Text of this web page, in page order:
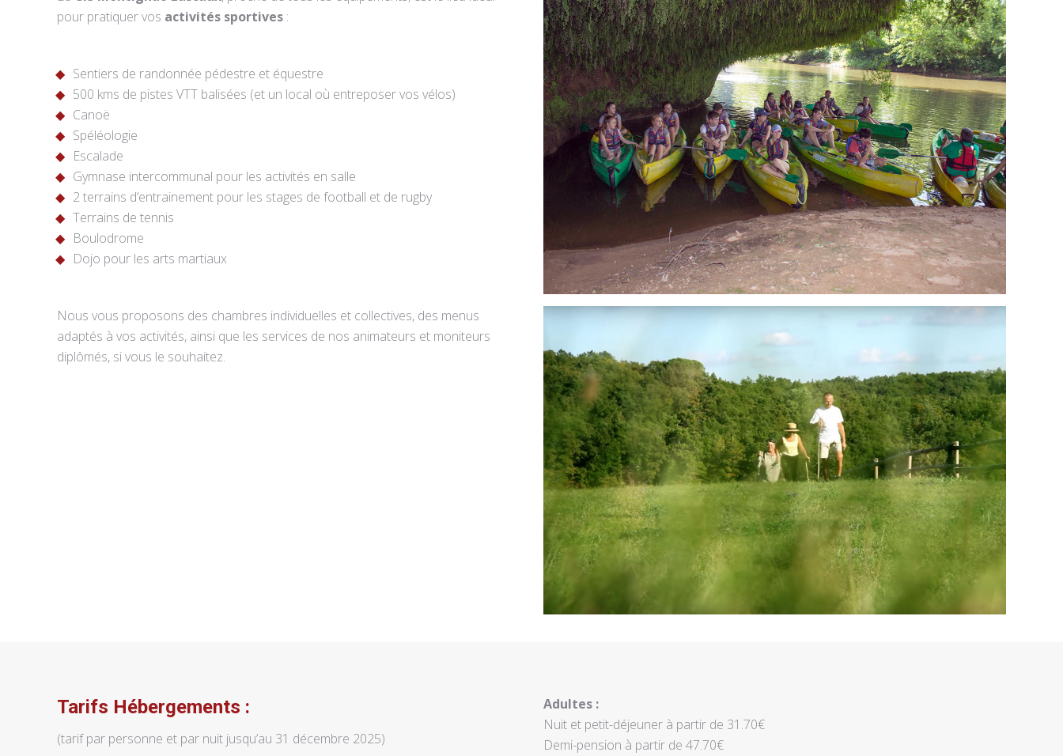
pour pratiquer vos activités sportives :
Sentiers de randonnée pédestre et équestre
500 kms de pistes VTT balisées (et un local où entreposer vos vélos)
Canoë
Spéléologie
Escalade
Gymnase intercommunal pour les activités en salle
2 terrains d’entrainement pour les stages de football et de rugby
Terrains de tennis
Boulodrome
Dojo pour les arts martiaux
Nous vous proposons des chambres individuelles et collectives, des menus
adaptés à vos activités, ainsi que les services de nos animateurs et moniteurs
diplômés, si vous le souhaitez.
Tarifs Hébergements :
(tarif par personne et par nuit jusqu’au 31 décembre 2025)
Adultes :
Nuit et petit-déjeuner à partir de 31.70€
Demi-pension à partir de 47.70€